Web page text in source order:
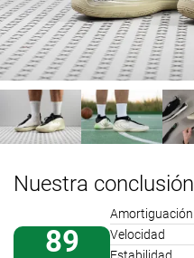
Nuestra conclusión
89
Amortiguación
Velocidad
Estabilidad